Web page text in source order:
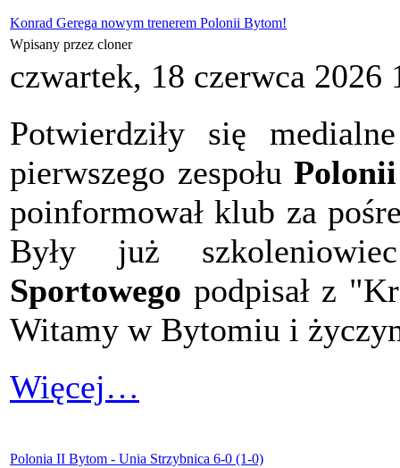
Konrad Gerega nowym trenerem Polonii Bytom!
Wpisany przez cloner
czwartek, 18 czerwca 2026
Potwierdziły się
pierwszego zespołu
poinformował klub za
Były już
Sportowego podpisał z
Witamy w Bytomiu i
Więcej…
Polonia II Bytom - Unia Strzybnica 6-0 (1-0)